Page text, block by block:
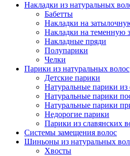
Накладки из натуральных
Бабетты
Накладки на
Накладки на теменную
Накладные пряди
Полупарики
Челки
Парики из натуральных волос
Детские парики
Натуральные парики из
Натуральные парики
Натуральные парики
Недорогие парики
Парики из славянских
Системы замещения волос
Шиньоны из натуральных
Хвосты